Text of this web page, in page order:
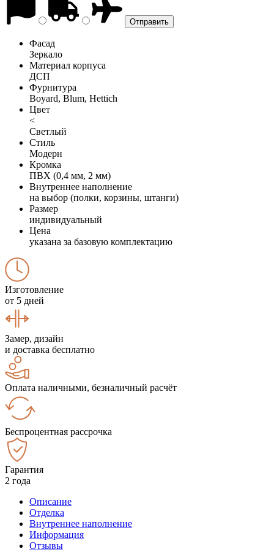
Фасад
Зеркало
Материал корпуса
ДСП
Фурнитура
Boyard, Blum, Hettich
Цвет
<
Светлый
Стиль
Модерн
Кромка
ПВХ (0,4 мм, 2 мм)
Внутреннее наполнение
на выбор (полки, корзины, штанги)
Размер
индивидуальный
Цена
указана за базовую комплектацию
Изготовление
от 5 дней
Замер, дизайн
и доставка бесплатно
Оплата наличными, безналичный расчёт
Беспроцентная рассрочка
Гарантия
2 года
Описание
Отделка
Внутреннее наполнение
Информация
Отзывы